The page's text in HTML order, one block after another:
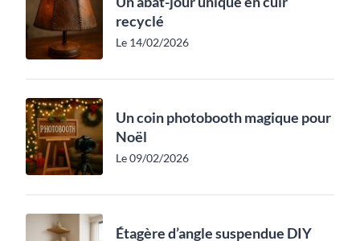
recyclé
Le 14/02/2026
Un coin photobooth magique pour
Noël
Le 09/02/2026
Étagère d’angle suspendue DIY